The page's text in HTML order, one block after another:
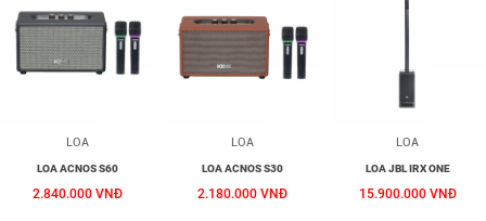
LOA
LOA ACNOS S60
2.840.000 VNĐ
LOA
LOA ACNOS S30
2.180.000 VNĐ
LOA
LOA JBL IRX ONE
15.900.000 VNĐ